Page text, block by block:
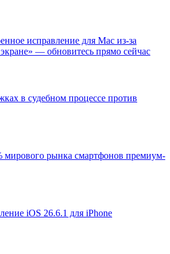
исправление для Mac из-за
— обновитесь прямо сейчас
в судебном процессе против
мирового рынка смартфонов премиум-
iOS 26.6.1 для iPhone